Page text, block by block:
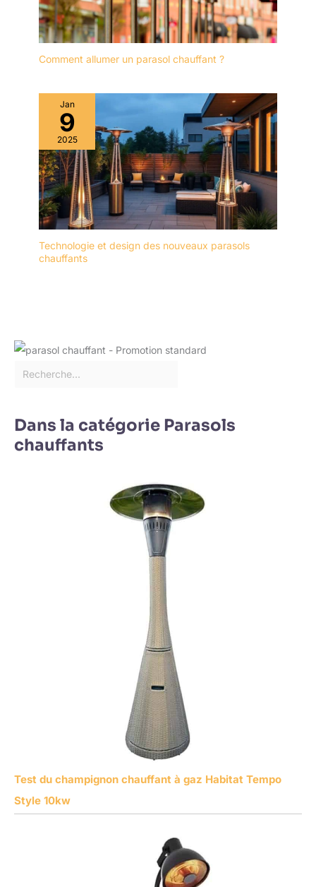
Comment allumer un parasol chauffant ?
Jan
9
2025
Technologie et design des nouveaux parasols
chauffants
Dans la catégorie Parasols
chauffants
Test du champignon chauffant à gaz Habitat Tempo
Style 10kw